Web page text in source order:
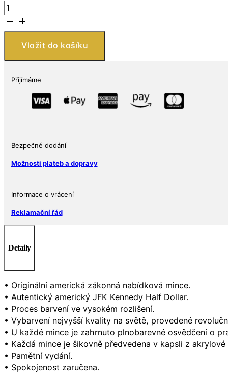
Merrick
Mint
DALLAS
STARS
Hockey
JFK
americký
půlkruhový
oficiálně
licencovaný
množství
Vložit do košíku
Přijímáme
Bezpečné dodání
Možnosti plateb a dopravy
Informace o vrácení
Reklamační řád
Detaily
• Originální americká zákonná nabídková mince.
• Autentický americký JFK Kennedy Half Dollar.
• Proces barvení ve vysokém rozlišení.
• Vybarvení nejvyšší kvality na světě, provedené
• U každé mince je zahrnuto plnobarevné osvědčení o
• Každá mince je šikovně předvedena v kapsli z akrylové
• Pamětní vydání.
• Spokojenost zaručena.